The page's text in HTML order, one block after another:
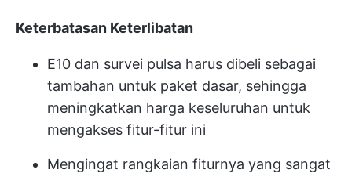
Keterbatasan Keterlibatan
E10 dan survei pulsa harus dibeli sebagai
tambahan untuk paket dasar, sehingga
meningkatkan harga keseluruhan untuk
mengakses fitur-fitur ini
Mengingat rangkaian fiturnya yang sangat